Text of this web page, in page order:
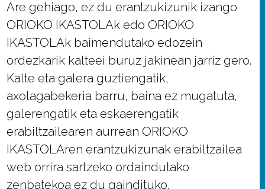
Are gehiago, ez du erantzukizunik izango
ORIOKO IKASTOLAk edo ORIOKO
IKASTOLAk baimendutako edozein
ordezkarik kalteei buruz jakinean jarriz gero.
Kalte eta galera guztiengatik,
axolagabekeria barru, baina ez mugatuta,
galerengatik eta eskaerengatik
erabiltzailearen aurrean ORIOKO
IKASTOLAren erantzukizunak erabiltzailea
web orrira sartzeko ordaindutako
zenbatekoa ez du gaindituko.